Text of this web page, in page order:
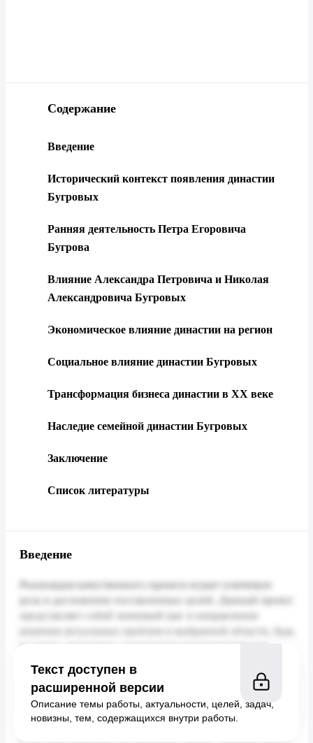
Содержание
Введение
Исторический контекст появления династии
Бугровых
Ранняя деятельность Петра Егоровича
Бугрова
Влияние Александра Петровича и Николая
Александровича Бугровых
Экономическое влияние династии на регион
Социальное влияние династии Бугровых
Трансформация бизнеса династии в XX веке
Наследие семейной династии Бугровых
Заключение
Список литературы
Введение
Текст доступен в
расширенной версии
Описание темы работы, актуальности, целей, задач,
новизны, тем, содержащихся внутри работы.